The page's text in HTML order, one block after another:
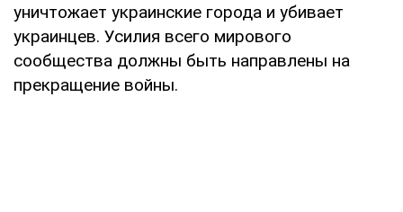
уничтожает украинские города и убивает
украинцев. Усилия всего мирового
сообщества должны быть направлены на
прекращение войны.